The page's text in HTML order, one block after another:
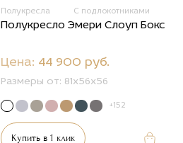
Полукресла С подлокотниками
Полукресло Эмери Слоуп Бокс
Цена: 44 900 руб.
Размеры от: 81х56х56
+152
Купить в 1 клик